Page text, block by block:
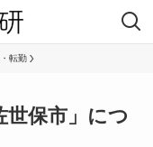
転勤
世保市」につ